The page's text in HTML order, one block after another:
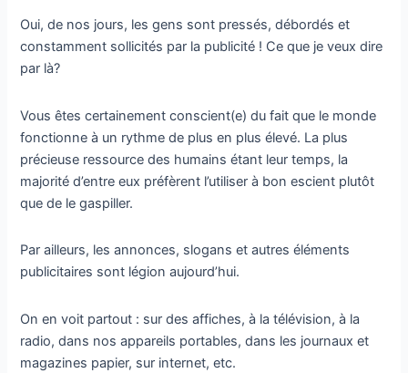
Oui, de nos jours, les gens sont pressés, débordés et
constamment sollicités par la publicité ! Ce que je veux dire
par là?
Vous êtes certainement conscient(e) du fait que le monde
fonctionne à un rythme de plus en plus élevé. La plus
précieuse ressource des humains étant leur temps, la
majorité d’entre eux préfèrent l’utiliser à bon escient plutôt
que de le gaspiller.
Par ailleurs, les annonces, slogans et autres éléments
publicitaires sont légion aujourd’hui.
On en voit partout : sur des affiches, à la télévision, à la
radio, dans nos appareils portables, dans les journaux et
magazines papier, sur internet, etc.